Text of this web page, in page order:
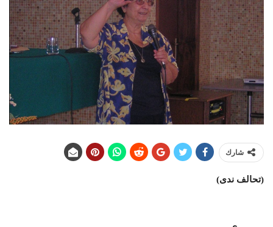
شارك
(تحالف ندى)